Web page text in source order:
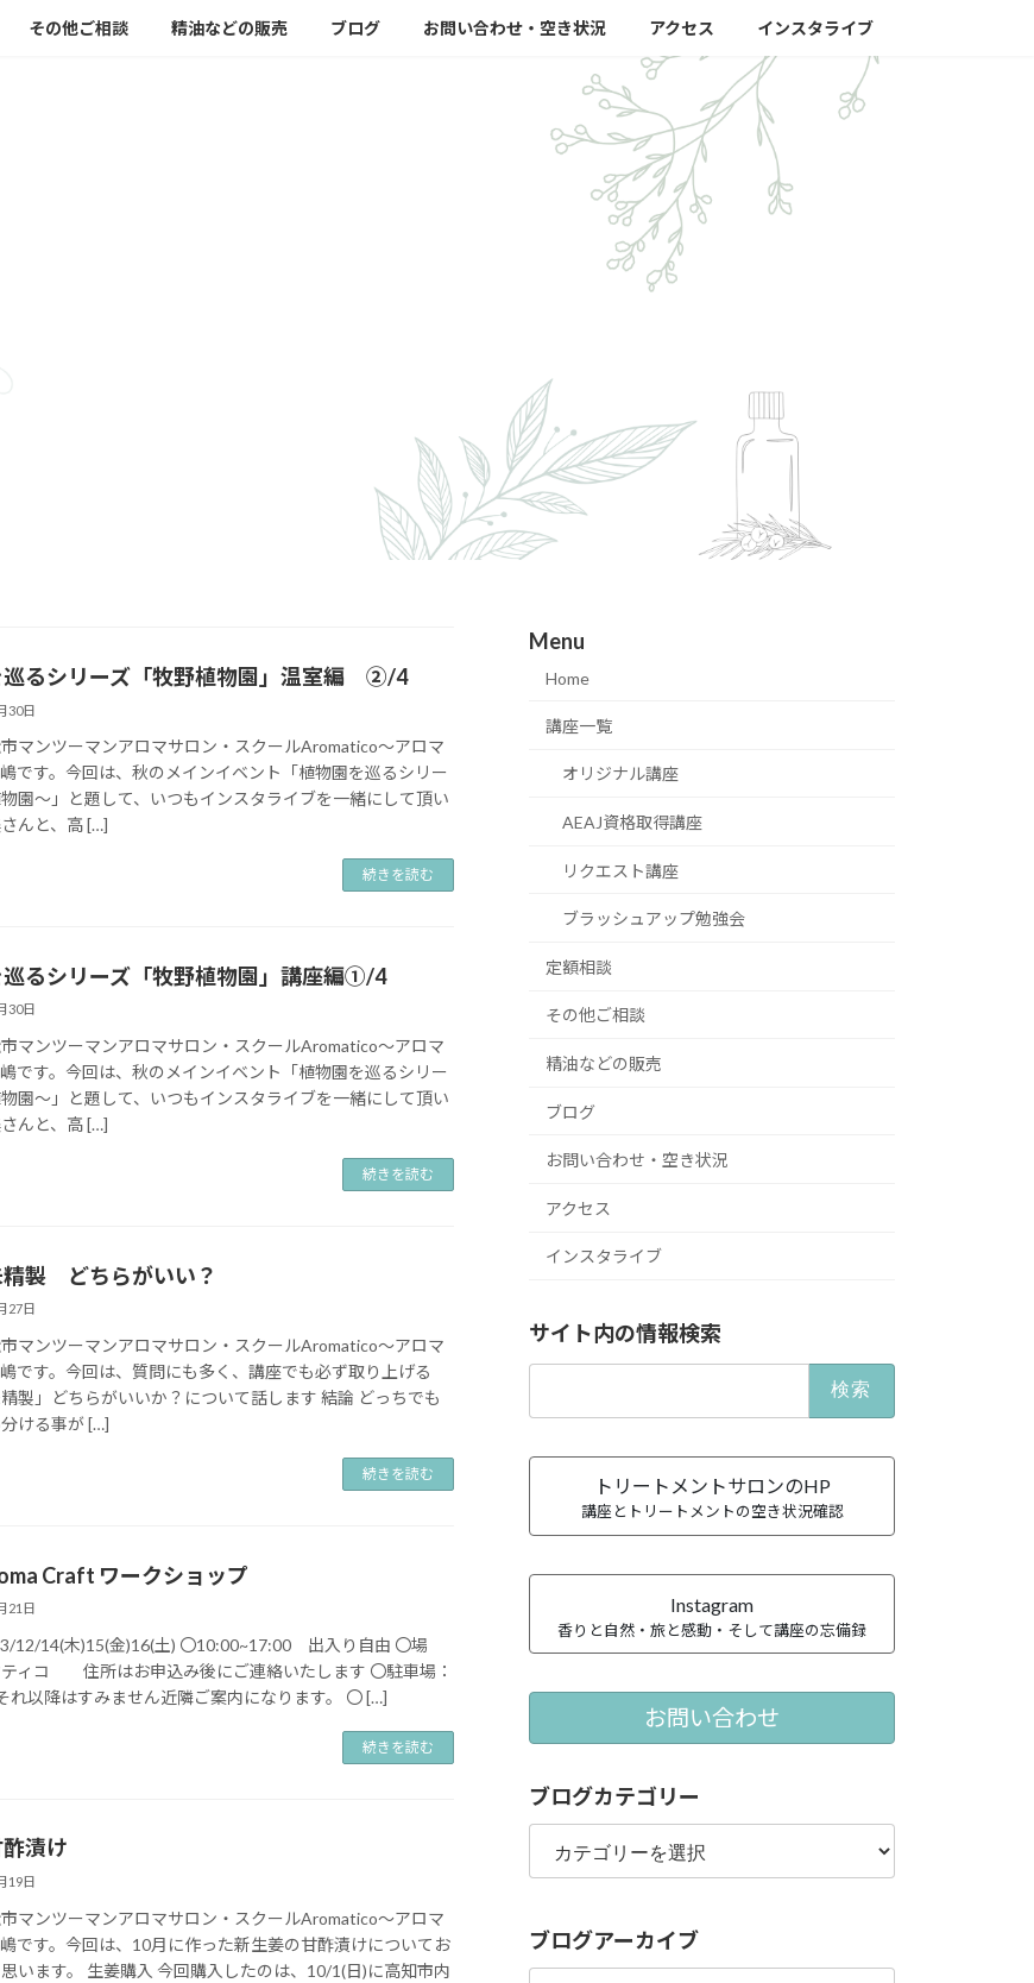
その他ご相談 精油などの販売 ブログ お問い合わせ・空き状況 アクセス インスタライブ
巡るシリーズ「牧野植物園」温室編 ➁/4
30日
マンツーマンアロマサロン・スクールAromatico～アロマ
です。今回は、秋のメインイベント「植物園を巡るシリー
園～」と題して、いつもインスタライブを一緒にして頂い
んと、高 […]
続きを読む
るシリーズ「牧野植物園」講座編①/4
30日
マンツーマンアロマサロン・スクールAromatico～アロマ
です。今回は、秋のメインイベント「植物園を巡るシリー
園～」と題して、いつもインスタライブを一緒にして頂い
んと、高 […]
続きを読む
精製 どちらがいい？
27日
マンツーマンアロマサロン・スクールAromatico～アロマ
です。今回は、質問にも多く、講座でも必ず取り上げる
精製」どちらがいいか？について話します 結論 どっちでも
ける事が […]
続きを読む
Craft ワークショップ
21日
12/14(木)15(金)16(土) 〇10:00~17:00 出入り自由 〇場
ティコ 住所はお申込み後にご連絡いたします 〇駐車場：
れ以降はすみません近隣ご案内になります。 〇 […]
続きを読む
漬け
19日
マンツーマンアロマサロン・スクールAromatico～アロマ
です。今回は、10月に作った新生姜の甘酢漬けについてお
います。 生姜購入 今回購入したのは、10/1(日)に高知市内
Menu
Home
講座一覧
オリジナル講座
AEAJ資格取得講座
リクエスト講座
ブラッシュアップ勉強会
定額相談
その他ご相談
精油などの販売
ブログ
お問い合わせ・空き状況
アクセス
インスタライブ
サイト内の情報検索
トリートメントサロンのHP
講座とトリートメントの空き状況確認
Instagram
香りと自然・旅と感動・そして講座の忘備録
お問い合わせ
ブログカテゴリー
ブ
グ
テ
ゴ
ブログアーカイブ
ブ